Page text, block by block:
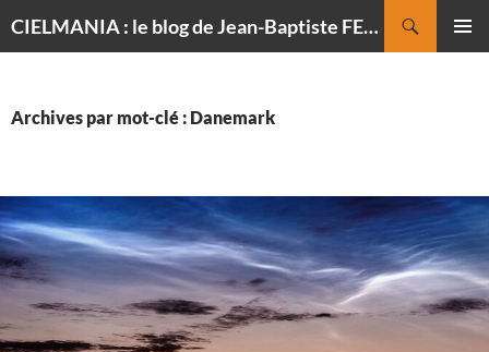
CIELMANIA : le blog de Jean-Baptiste FELDMANN, photographe du ciel
Archives par mot-clé : Danemark